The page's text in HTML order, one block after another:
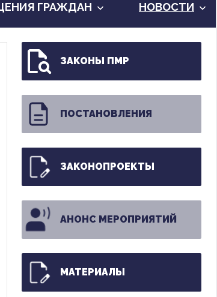
ГРАЖДАН НОВОСТИ
ЗАКОНЫ ПМР
ПОСТАНОВЛЕНИЯ
ЗАКОНОПРОЕКТЫ
АНОНС МЕРОПРИЯТИЙ
МАТЕРИАЛЫ